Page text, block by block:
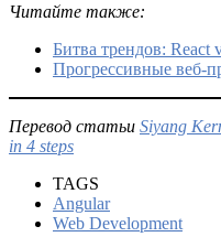
Читайте также:
Битва трендов: React
Прогрессивные веб-
Перевод статьи Siyang
in 4 steps
TAGS
Angular
Web Development